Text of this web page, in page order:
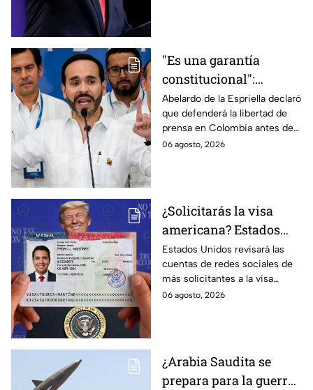
"Es una garantía
constitucional":
Abelardo de la
Espriella promete
defender la libertad de
prensa en Colombia
Abelardo de la Espriella declaró
que defenderá la libertad de
prensa en Colombia antes de
asumir su cargo como
06 agosto, 2026
¿Solicitarás la visa
americana? Estados
Unidos revisará las
redes sociales de estos
solicitantes
Estados Unidos revisará las
cuentas de redes sociales de
más solicitantes a la visa
americana.
06 agosto, 2026
¿Arabia Saudita se
prepara para la guerra?